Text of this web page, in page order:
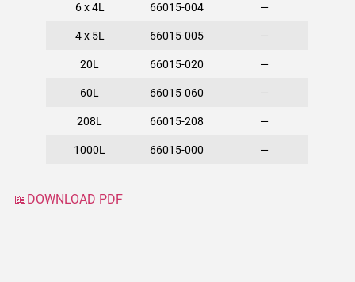
6 x 4L 66015-004 —
4 x 5L 66015-005 —
20L 66015-020 —
60L 66015-060 —
208L 66015-208 —
1000L 66015-000 —
📖DOWNLOAD PDF